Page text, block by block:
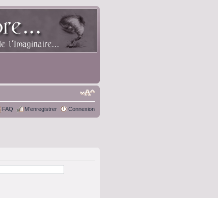
FAQ M’enregistrer Connexion